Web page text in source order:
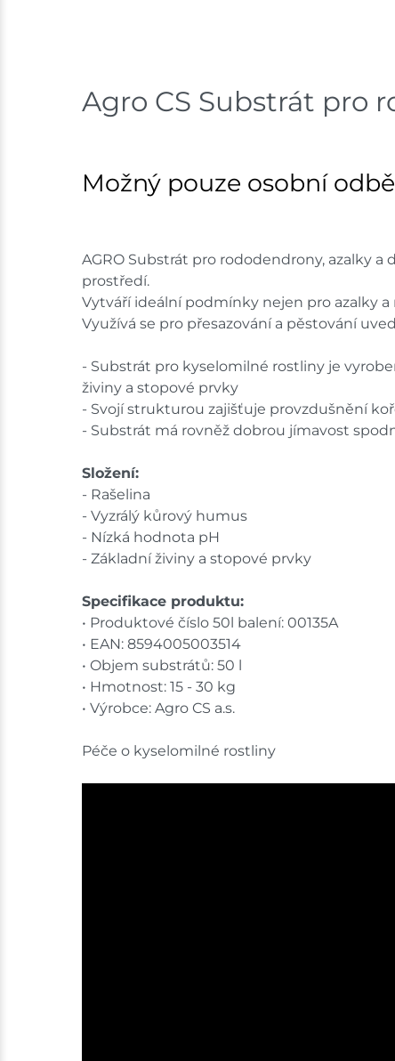
Agro CS Substrát pro
Možný pouze osobní
AGRO Substrát pro rododendrony, azalky
prostředí.
Vytváří ideální podmínky nejen pro azalky
Využívá se pro přesazování a pěstování
- Substrát pro kyselomilné rostliny je
živiny a stopové prvky
- Svojí strukturou zajišťuje provzdušnění
- Substrát má rovněž dobrou jímavost
Složení:
- Rašelina
- Vyzrálý kůrový humus
- Nízká hodnota pH
- Základní živiny a stopové prvky
Specifikace produktu:
• Produktové číslo 50l balení: 00135A
• EAN: 8594005003514
• Objem substrátů: 50 l
• Hmotnost: 15 - 30 kg
• Výrobce: Agro CS a.s.
Péče o kyselomilné rostliny